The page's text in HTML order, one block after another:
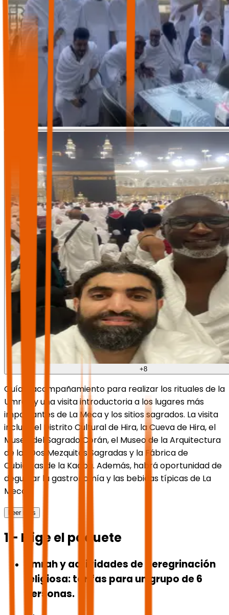
+8
Guía y acompañamiento para realizar los rituales de la
Umrah y una visita introductoria a los lugares más
importantes de La Meca y los sitios sagrados. La visita
incluye el Distrito Cultural de Hira, la Cueva de Hira, el
Museo del Sagrado Corán, el Museo de la Arquitectura
de las Dos Mezquitas Sagradas y la Fábrica de
Cubiertas de la Kaaba. Además, habrá oportunidad de
degustar la gastronomía y las bebidas típicas de La
Meca.
Leer más
1 - Elige el paquete
Umrah y actividades de peregrinación
religiosa: tarifas para un grupo de 6
personas.